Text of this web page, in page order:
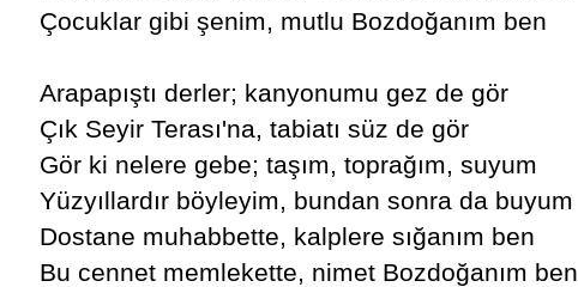
Çocuklar gibi şenim, mutlu Bozdoğanım ben
Arapapıştı derler; kanyonumu gez de gör
Çık Seyir Terası'na, tabiatı süz de gör
Gör ki nelere gebe; taşım, toprağım, suyum
Yüzyıllardır böyleyim, bundan sonra da buyum
Dostane muhabbette, kalplere sığanım ben
Bu cennet memlekette, nimet Bozdoğanım ben